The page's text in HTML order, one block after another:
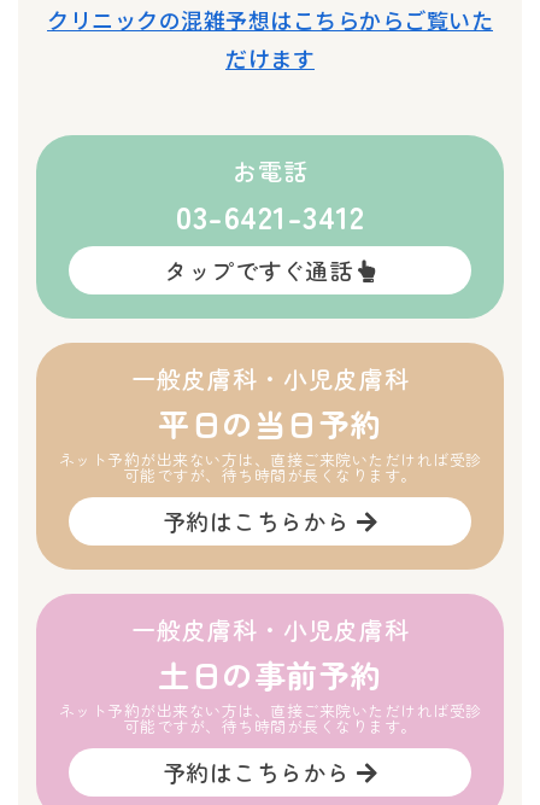
クリニックの混雑予想はこちらからご覧いた
だけます
お電話
03-6421-3412
タップですぐ通話
一般皮膚科・小児皮膚科
平日の当日予約
ネット予約が出来ない方は、直接ご来院いただければ受診
可能ですが、待ち時間が長くなります。
予約はこちらから
一般皮膚科・小児皮膚科
土日の事前予約
ネット予約が出来ない方は、直接ご来院いただければ受診
可能ですが、待ち時間が長くなります。
予約はこちらから